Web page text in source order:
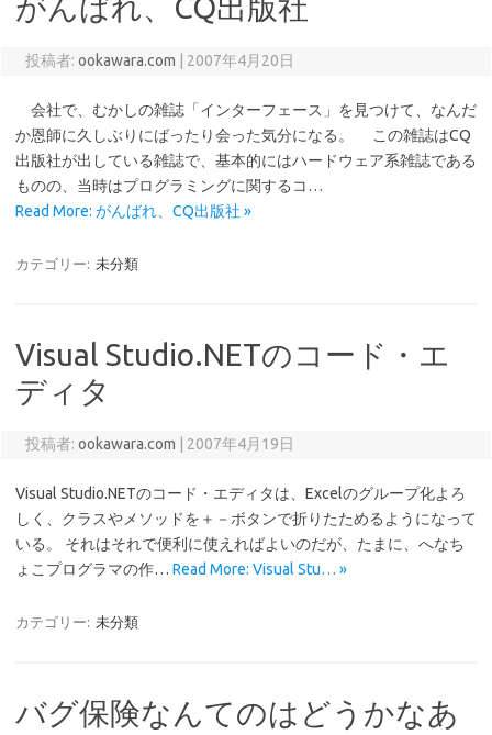
がんばれ、CQ出版社
投稿者: ookawara.com 2007年4月20日
会社で、むかしの雑誌「インターフェース」を見つけて、なんだ
か恩師に久しぶりにばったり会った気分になる。 この雑誌はCQ
出版社が出している雑誌で、基本的にはハードウェア系雑誌である
ものの、当時はプログラミングに関するコ…
Read More: がんばれ、CQ出版社 »
カテゴリー: 未分類
Visual Studio.NETのコード・エ
ディタ
投稿者: ookawara.com 2007年4月19日
Visual Studio.NETのコード・エディタは、Excelのグループ化よろ
しく、クラスやメソッドを＋－ボタンで折りたためるようになって
いる。 それはそれで便利に使えればよいのだが、たまに、へなち
ょこプログラマの作… Read More: Visual Stu… »
カテゴリー: 未分類
バグ保険なんてのはどうかなあ